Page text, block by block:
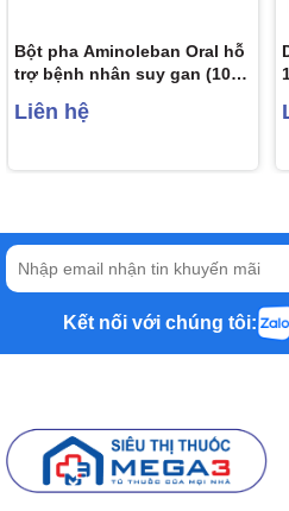
Bột pha Aminoleban Oral hỗ
trợ bệnh nhân suy gan (10
Liên hệ
Kết nối với chúng tôi: